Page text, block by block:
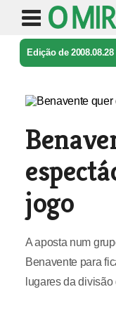
Edição de 2008.08.28
jogo
A aposta num
Benavente para
lugares da